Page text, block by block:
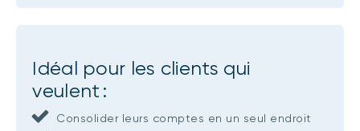
Idéal pour les clients qui
veulent :
Consolider leurs comptes en un seul endroit